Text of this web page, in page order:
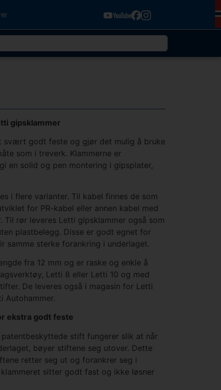
gipsklammer
svært godt feste og gjør det mulig å bruke
som i treverk. Klammerne er
en solid og pen montering i gipsplater,
i flere varianter. Til kabel finnes de som
for PR-kabel eller annen kabel med
Til rør leveres Letti gipsklammer også som
plastbelegg. Disse er godt egnet for
samme sterke forankring i underlaget.
fra 12 mm og er raske og enkle å
Letti 8 eller Letti 10 og med
De leveres også i magasin for Letti
Autohammer.
ekstra godt feste
stift fungerer slik at når
bøyer stiftene seg utover. Dette
retter seg ut og forankrer seg i
sitter godt fast og ikke løsner